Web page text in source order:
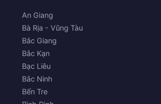
An Giang
Bà Rịa - Vũng Tàu
Bắc Giang
Bắc Kạn
Bạc Liêu
Bắc Ninh
Bến Tre